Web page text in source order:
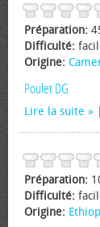
Préparation:
Difficulté:
Origine:
Poulet DG
Lire la suite
Préparation:
Difficulté:
Origine: